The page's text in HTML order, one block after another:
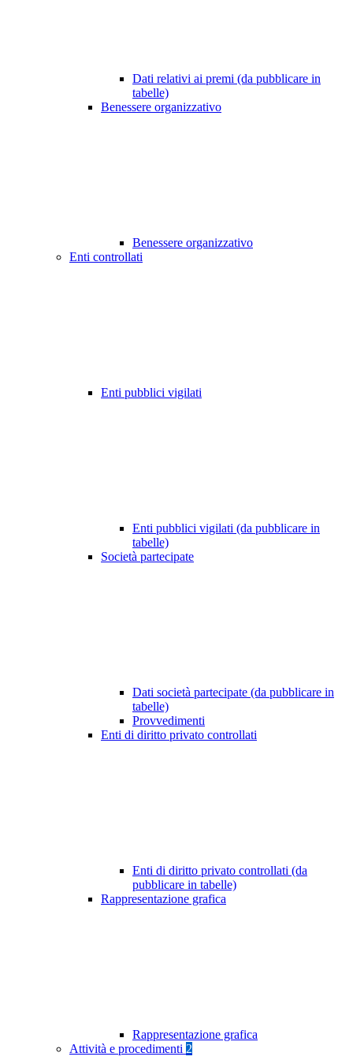
Dati relativi ai premi (da pubblicare in
tabelle)
Benessere organizzativo
Benessere organizzativo
Enti controllati
Enti pubblici vigilati
Enti pubblici vigilati (da pubblicare in
tabelle)
Società partecipate
Dati società partecipate (da pubblicare in
tabelle)
Provvedimenti
Enti di diritto privato controllati
Enti di diritto privato controllati (da
pubblicare in tabelle)
Rappresentazione grafica
Rappresentazione grafica
Attività e procedimenti 2